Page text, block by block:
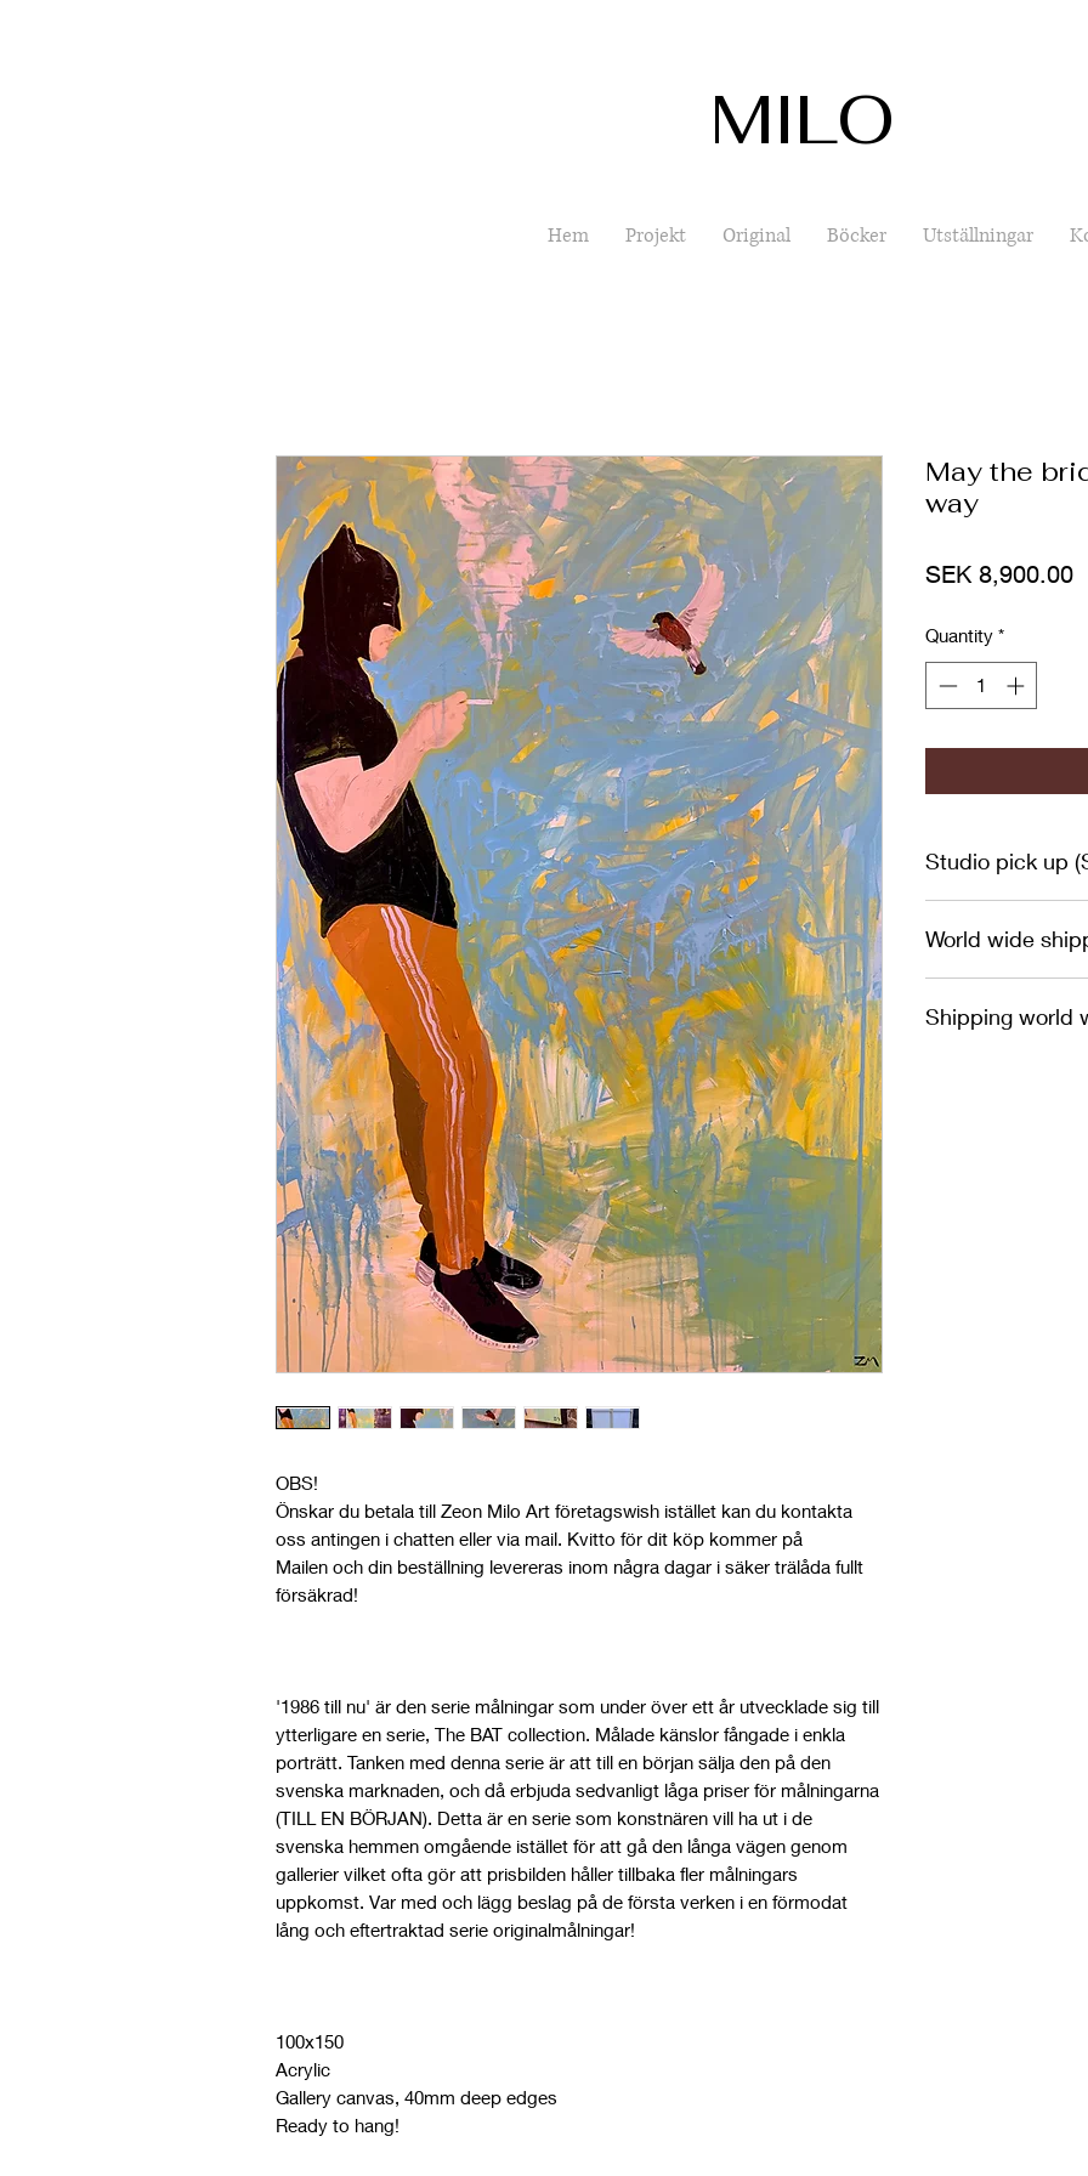
MILO
Hem Projekt Original Böcker Utställningar
OBS!
Önskar du betala till Zeon Milo Art företagswish istället kan du kontakta
oss antingen i chatten eller via mail. Kvitto för dit köp kommer på
Mailen och din beställning levereras inom några dagar i säker trälåda fullt
försäkrad!
'1986 till nu' är den serie målningar som under över ett år utvecklade sig till
ytterligare en serie, The BAT collection. Målade känslor fångade i enkla
porträtt. Tanken med denna serie är att till en början sälja den på den
svenska marknaden, och då erbjuda sedvanligt låga priser för målningarna
(TILL EN BÖRJAN). Detta är en serie som konstnären vill ha ut i de
svenska hemmen omgående istället för att gå den långa vägen genom
gallerier vilket ofta gör att prisbilden håller tillbaka fler målningars
uppkomst. Var med och lägg beslag på de första verken i en förmodat
lång och eftertraktad serie originalmålningar!
100x150
Acrylic
Gallery canvas, 40mm deep edges
Ready to hang!
May the
way
SEK 8,900.00
Quantity *
Studio pick up
studion som är
World wide
Shipping world